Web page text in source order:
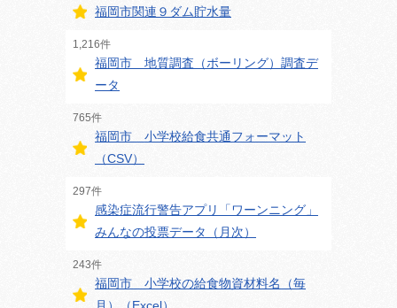
福岡市関連９ダム貯水量
1,216件
福岡市 地質調査（ボーリング）調査デ
ータ
765件
福岡市 小学校給食共通フォーマット
（CSV）
297件
感染症流行警告アプリ「ワーンニング」
みんなの投票データ（月次）
243件
福岡市 小学校の給食物資材料名（毎
月）（Excel）